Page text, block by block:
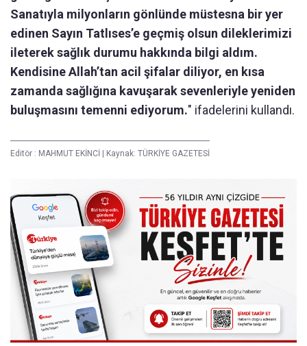
Sanatıyla milyonların gönlünde müstesna bir yer
edinen Sayın Tatlıses’e geçmiş olsun dileklerimizi
ileterek sağlık durumu hakkında bilgi aldım.
Kendisine Allah’tan acil şifalar diliyor, en kısa
zamanda sağlığına kavuşarak sevenleriyle yeniden
buluşmasını temenni ediyorum." ifadelerini kullandı.
Editör : MAHMUT EKİNCİ | Kaynak: TÜRKİYE GAZETESİ